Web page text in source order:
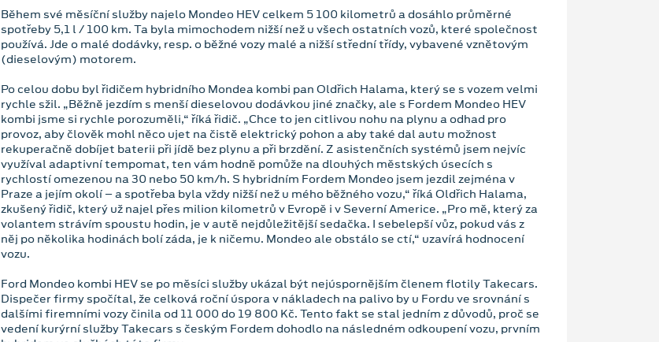
Během své měsíční služby najelo Mondeo HEV celkem 5 100 kilometrů a dosáhlo průměrné
spotřeby 5,1 l / 100 km. Ta byla mimochodem nižší než u všech ostatních vozů, které společnost
používá. Jde o malé dodávky, resp. o běžné vozy malé a nižší střední třídy, vybavené vznětovým
(dieselovým) motorem.
Po celou dobu byl řidičem hybridního Mondea kombi pan Oldřich Halama, který se s vozem velmi
rychle sžil. „Běžně jezdím s menší dieselovou dodávkou jiné značky, ale s Fordem Mondeo HEV
kombi jsme si rychle porozuměli,“ říká řidič. „Chce to jen citlivou nohu na plynu a odhad pro
provoz, aby člověk mohl něco ujet na čistě elektrický pohon a aby také dal autu možnost
rekuperačně dobíjet baterii při jídě bez plynu a při brzdění. Z asistenčních systémů jsem nejvíc
využíval adaptivní tempomat, ten vám hodně pomůže na dlouhých městských úsecích s
rychlostí omezenou na 30 nebo 50 km/h. S hybridním Fordem Mondeo jsem jezdil zejména v
Praze a jejím okolí – a spotřeba byla vždy nižší než u mého běžného vozu,“ říká Oldřich Halama,
zkušený řidič, který už najel přes milion kilometrů v Evropě i v Severní Americe. „Pro mě, který za
volantem strávím spoustu hodin, je v autě nejdůležitější sedačka. I sebelepší vůz, pokud vás z
něj po několika hodinách bolí záda, je k ničemu. Mondeo ale obstálo se ctí,“ uzavírá hodnocení
vozu.
Ford Mondeo kombi HEV se po měsíci služby ukázal být nejúspornějším členem flotily Takecars.
Dispečer firmy spočítal, že celková roční úspora v nákladech na palivo by u Fordu ve srovnání s
dalšími firemními vozy činila od 11 000 do 19 800 Kč. Tento fakt se stal jedním z důvodů, proč se
vedení kurýrní služby Takecars s českým Fordem dohodlo na následném odkoupení vozu, prvním